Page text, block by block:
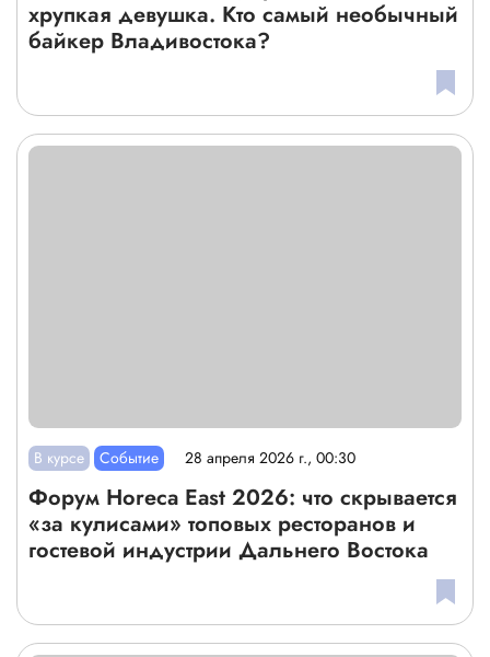
хрупкая девушка. Кто самый необычный
байкер Владивостока?
В курсе Событие 28 апреля 2026 г., 00:30
Форум Horeca East 2026: что скрывается
«за кулисами» топовых ресторанов и
гостевой индустрии Дальнего Востока